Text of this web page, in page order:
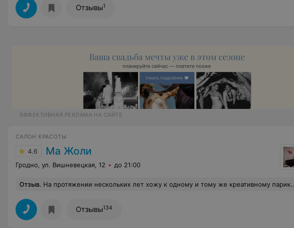
Отзывы1
ЭФФЕКТИВНАЯ РЕКЛАМА НА САЙТЕ
САЛОН КРАСОТЫ
4.6 Ма Жоли
Гродно, ул. Вишневецкая, 12 до 21:00
Отзыв. На протяжении нескольких лет хожу к одному и тому же креативному парикмахеру Татьяне. Каждый раз стрижет меня на свое усмотрение и всегда выхожу довольным. Последний раз познакомил своего личного парикмахера со своей девушкой, она пришла к ней впервые. Ей делали прическу. Она была удивлена насколько креативный Мастер Татьяна. Татьяна очень оригинальна, креативна и профессиональна. Благодарим и рекомендуем Татьяну абсолютно каждому.
Отзывы134